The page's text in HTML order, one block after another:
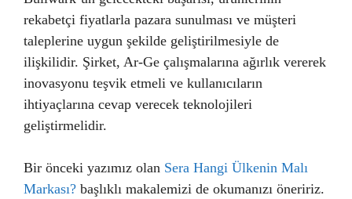
rekabetçi fiyatlarla pazara sunulması ve müşteri
taleplerine uygun şekilde geliştirilmesiyle de
ilişkilidir. Şirket, Ar-Ge çalışmalarına ağırlık vererek
inovasyonu teşvik etmeli ve kullanıcıların
ihtiyaçlarına cevap verecek teknolojileri
geliştirmelidir.
Bir önceki yazımız olan Sera Hangi Ülkenin Malı
Markası? başlıklı makalemizi de okumanızı öneririz.